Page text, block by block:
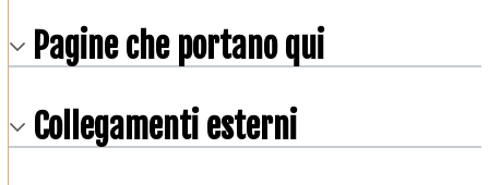
Pagine che portano qui
Collegamenti esterni